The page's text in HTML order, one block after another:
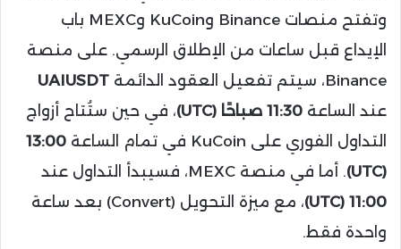
وتفتح منصات Binance وKuCoin وMEXC باب
الإيداع قبل ساعات من الإطلاق الرسمي. على منصة
Binance، سيتم تفعيل العقود الدائمة
UAIUSDT
عند الساعة 11:30 صباحًا (UTC)
، في حين ستُتاح أزواج
التداول الفوري على KuCoin في تمام الساعة
13:00
(UTC)
. أما في منصة MEXC، فسيبدأ التداول عند
11:00 (UTC)
، مع ميزة التحويل (Convert) بعد ساعة
واحدة فقط.